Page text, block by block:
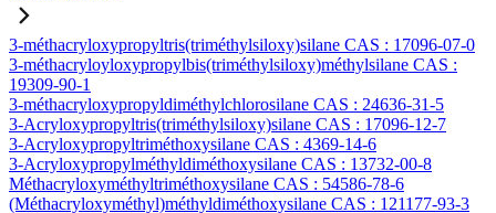
3-méthacryloxypropyltris(triméthylsiloxy)silane CAS : 17096-07-0
3-méthacryloyloxypropylbis(triméthylsiloxy)méthylsilane CAS :
19309-90-1
3-méthacryloxypropyldiméthylchlorosilane CAS : 24636-31-5
3-Acryloxypropyltris(triméthylsiloxy)silane CAS : 17096-12-7
3-Acryloxypropyltriméthoxysilane CAS : 4369-14-6
3-Acryloxypropylméthyldiméthoxysilane CAS : 13732-00-8
Méthacryloxyméthyltriméthoxysilane CAS : 54586-78-6
(Méthacryloxyméthyl)méthyldiméthoxysilane CAS : 121177-93-3